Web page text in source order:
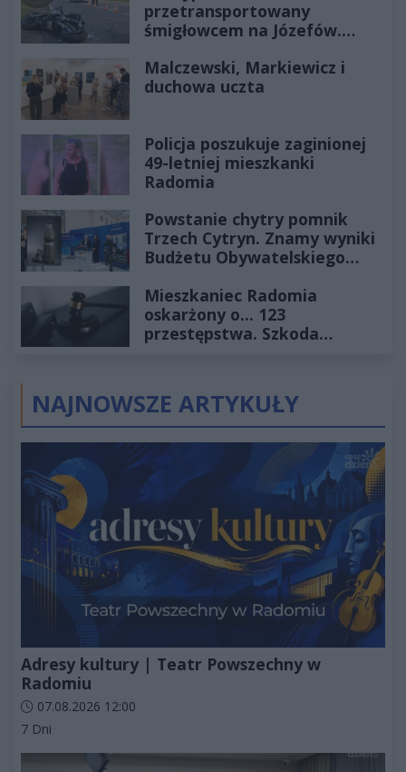
przetransportowany
śmigłowcem na Józefów.
Malczewski, Markiewicz i
duchowa uczta
Policja poszukuje zaginionej
49-letniej mieszkanki
Radomia
Powstanie chytry pomnik
Trzech Cytryn. Znamy wyniki
Budżetu Obywatelskiego
Mieszkaniec Radomia
oskarżony o... 123
przestępstwa. Szkoda
NAJNOWSZE ARTYKUŁY
Adresy kultury | Teatr Powszechny w
Radomiu
Data dodania artykułu:
07.08.2026 12:00
Kategorie artykułu:
7 Dni